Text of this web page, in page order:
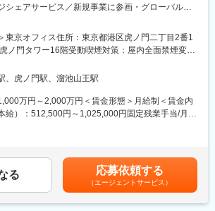
任の可能性有（社員の30%が海外赴任中）。国内
ということはなく、挑戦的な姿勢や行動力が評価
に関わりたい方に合致する組織です。
はトヨタGの個人向け決済ソリューションのオーナ
よる移動体験の変革に興味関心のある方にはこの
。
シェアサービス／新規事業に参画・グローバルに
開する機関投資家向けインテリジェンス・プラッ
Knowledge Bank」は、各領域のトップエキ
を構造化し、投資家の高度な意思決定を支える一
ースです。
自データはBloomberg経由でも配信されるなど世
集めており、日本発の知見を起点にアジア全域へ
知見を「投資家の意思決定に直結するインテリジ
ザインし、「Expert Knowledge Bank」をEnd-to-
る新規事業開発およびプロダクトマネジメントを
東京オフィス住所：東京都港区虎ノ門二丁目2番1
ノ門タワー16階受動喫煙対策：屋内全面禁煙変更
定める事業所（リモートワーク含む）
、虎ノ門駅、溜池山王駅
万円～2,000万円＜賃金形態＞月給制＜賃金内
給）：512,500円～1,025,000円固定残業手当/月：
き、経験・能力・前職の給与などを考慮して決定
賞与：平均1～2ヵ月分■別途SO付与の可能性有賃
目安の金額であり、選考を通じて上下する可能性
給(月額)は固定手当を含めた表記です。
る 応募依頼する
（エージェントサービス）